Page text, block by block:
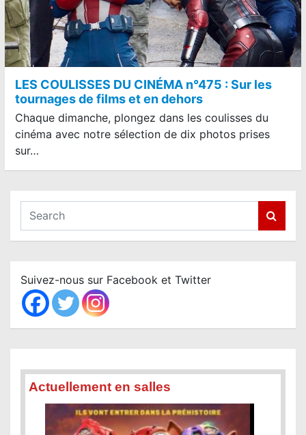
LES COULISSES DU CINÉMA n°475 : Sur les
tournages de films et en dehors
Chaque dimanche, plongez dans les coulisses du
cinéma avec notre sélection de dix photos prises
sur…
a
c
h
Suivez-nous sur Facebook et Twitter
Actuellement en salles